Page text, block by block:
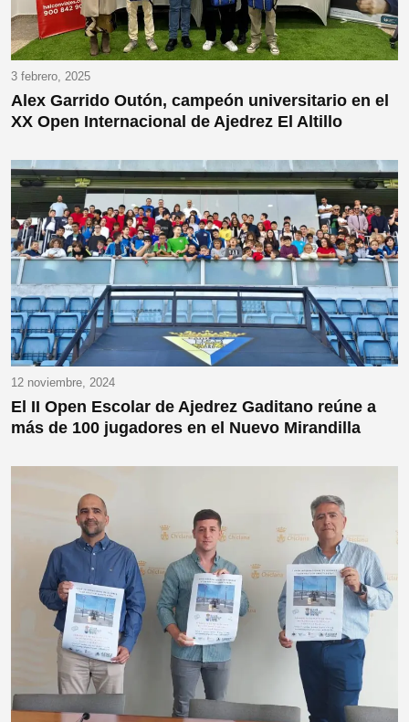
3 febrero, 2025
Alex Garrido Outón, campeón universitario en el
XX Open Internacional de Ajedrez El Altillo
12 noviembre, 2024
El II Open Escolar de Ajedrez Gaditano reúne a
más de 100 jugadores en el Nuevo Mirandilla